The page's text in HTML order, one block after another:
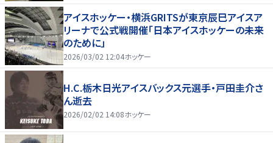
アイスホッケー・横浜GRITSが東京辰巳アイスア
リーナで公式戦開催「日本アイスホッケーの未来
のために」
2026/03/02 12:04ホッケー
H.C.栃木日光アイスバックス元選手・戸田圭介さ
ん逝去
2026/02/02 14:08ホッケー